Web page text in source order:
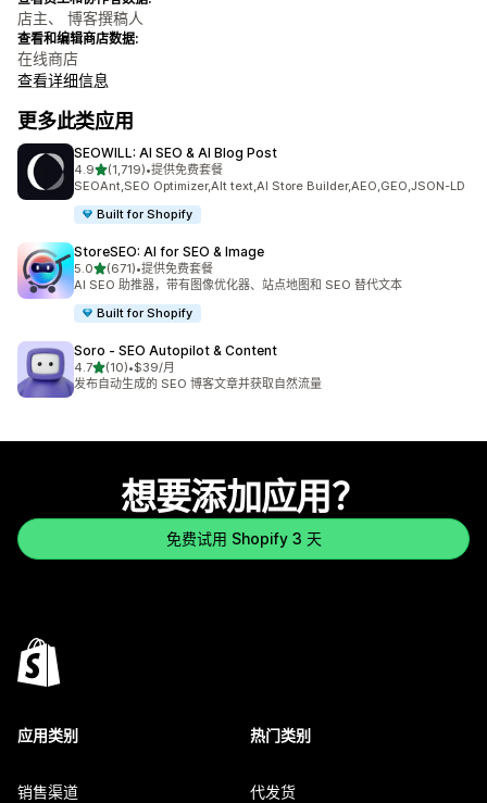
店主、 博客撰稿人
查看和编辑商店数据:
在线商店
查看详细信息
更多此类应用
SEOWILL: AI SEO & AI Blog Post
4.9星（满分 5 星）
(1,719)
总共 1719 条评论
•提供免费套餐
SEOAnt,SEO Optimizer,Alt text,AI Store Builder,AEO,GEO,JSON-LD
Built for Shopify
StoreSEO: AI for SEO & Image
5.0星（满分 5 星）
(671)
总共 671 条评论
•提供免费套餐
AI SEO 助推器，带有图像优化器、站点地图和 SEO 替代文本
Built for Shopify
Soro ‑ SEO Autopilot & Content
4.7星（满分 5 星）
(10)
总共 10 条评论
•$39/月
发布自动生成的 SEO 博客文章并获取自然流量
想要添加应用？
免费试用 Shopify 3 天
应用类别
销售渠道
热门类别
代发货